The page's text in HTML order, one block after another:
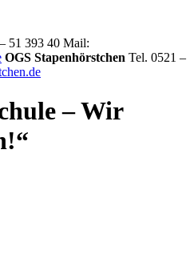
51 393 40 Mail:
OGS Stapenhörstchen Tel. 0521 –
– Wir